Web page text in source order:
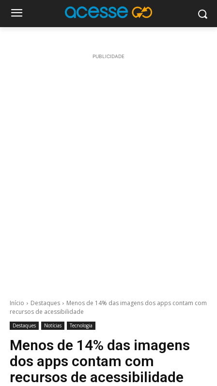
PUBLICIDADE
Início Destaques
Menos de 14% das imagens dos apps contam com
recursos de acessibilidade
Destaques Notícias Tecnologia
Menos de 14% das imagens
dos apps contam com
recursos de acessibilidade